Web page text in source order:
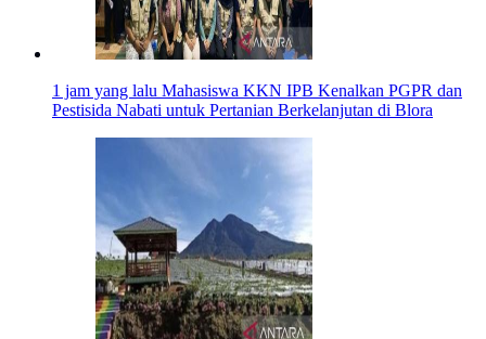
1 jam yang lalu Mahasiswa KKN IPB Kenalkan PGPR dan
Pestisida Nabati untuk Pertanian Berkelanjutan di Blora